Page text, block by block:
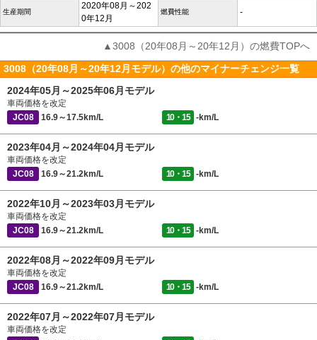
生産期間
2020年08月～202
0年12月
燃費性能 -
▲3008（20年08月～20年12月）の燃費TOPへ
3008（20年08月～20年12月モデル）の他のマイナーチェンジ一覧
2024年05月～2025年06月モデル
車両価格を改定
JC08
16.9～17.5km/L 10・15 -km/L
2023年04月～2024年04月モデル
車両価格を改定
JC08
16.9～21.2km/L 10・15 -km/L
2022年10月～2023年03月モデル
車両価格を改定
JC08
16.9～21.2km/L 10・15 -km/L
2022年08月～2022年09月モデル
車両価格を改定
JC08
16.9～21.2km/L 10・15 -km/L
2022年07月～2022年07月モデル
車両価格を改定